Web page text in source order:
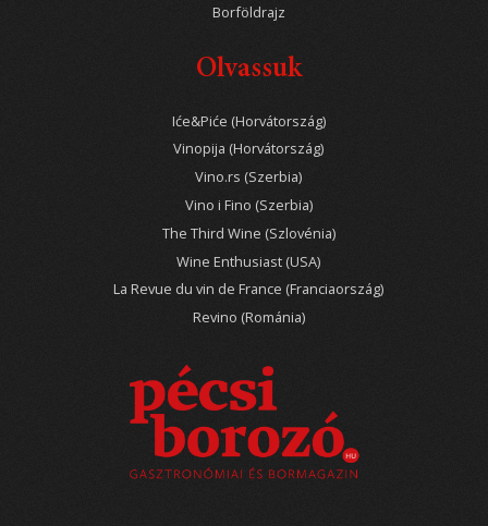
Borföldrajz
Olvassuk
Iće&Piće (Horvátország)
Vinopija (Horvátország)
Vino.rs (Szerbia)
Vino i Fino (Szerbia)
The Third Wine (Szlovénia)
Wine Enthusiast (USA)
La Revue du vin de France (Franciaország)
Revino (Románia)